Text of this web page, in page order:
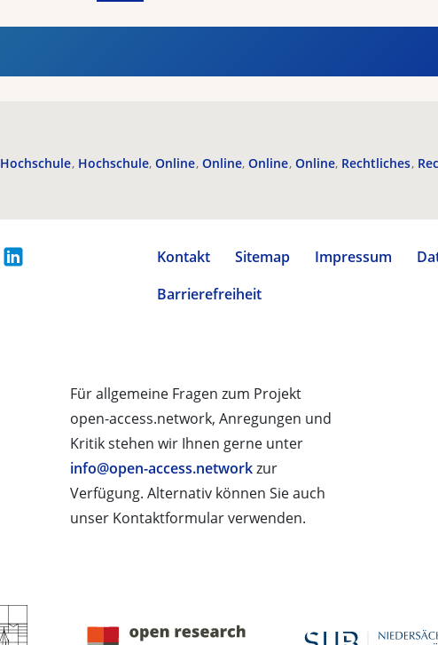
Hochschule Hochschule Online Online Online Online Rechtliches
Kontakt Sitemap Impressum
Barrierefreiheit
Für allgemeine Fragen zum Projekt
open-access.network, Anregungen und
Kritik stehen wir Ihnen gerne unter
info@open-access.networkzur
Verfügung. Alternativ können Sie auch
unser Kontaktformular verwenden.